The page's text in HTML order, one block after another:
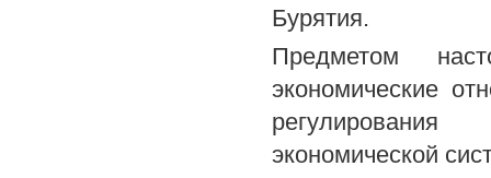
Бурятия.
Предметом
экономические
регулирования
экономической